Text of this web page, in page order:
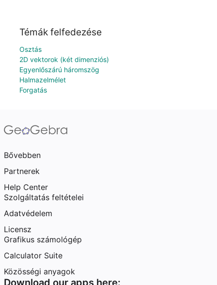
Témák felfedezése
Osztás
2D vektorok (két dimenziós)
Egyenlőszárú háromszög
Halmazelmélet
Forgatás
Bővebben
Partnerek
Help Center
Szolgáltatás feltételei
Adatvédelem
Licensz
Grafikus számológép
Calculator Suite
Közösségi anyagok
Download our apps here: